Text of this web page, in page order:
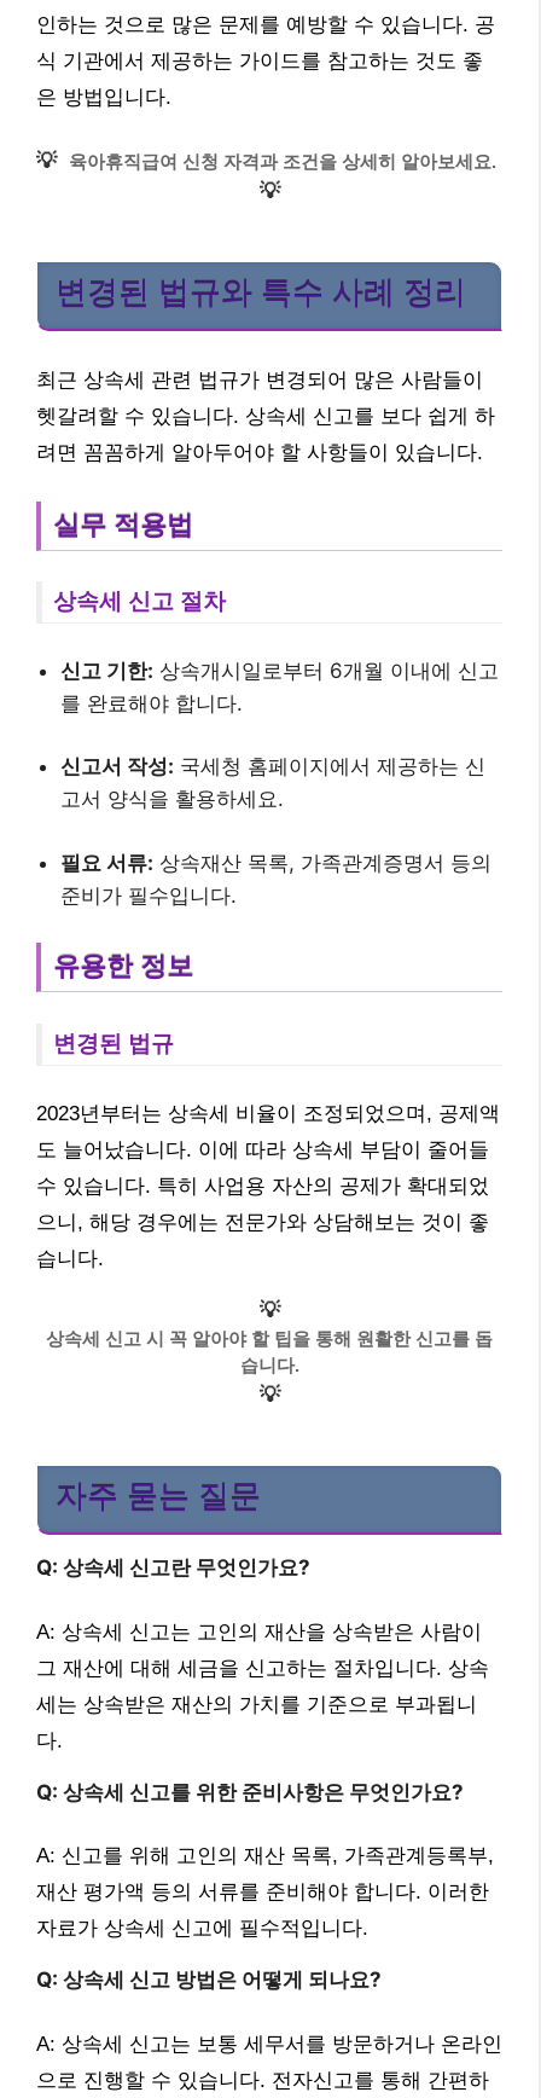
인하는 것으로 많은 문제를 예방할 수 있습니다. 공
식 기관에서 제공하는 가이드를 참고하는 것도 좋
은 방법입니다.
💡 육아휴직급여 신청 자격과 조건을 상세히 알아보세요.
💡
변경된 법규와 특수 사례 정리
최근 상속세 관련 법규가 변경되어 많은 사람들이
헷갈려할 수 있습니다. 상속세 신고를 보다 쉽게 하
려면 꼼꼼하게 알아두어야 할 사항들이 있습니다.
실무 적용법
상속세 신고 절차
신고 기한: 상속개시일로부터 6개월 이내에 신고
를 완료해야 합니다.
신고서 작성: 국세청 홈페이지에서 제공하는 신
고서 양식을 활용하세요.
필요 서류: 상속재산 목록, 가족관계증명서 등의
준비가 필수입니다.
유용한 정보
변경된 법규
2023년부터는 상속세 비율이 조정되었으며, 공제액
도 늘어났습니다. 이에 따라 상속세 부담이 줄어들
수 있습니다. 특히 사업용 자산의 공제가 확대되었
으니, 해당 경우에는 전문가와 상담해보는 것이 좋
습니다.
💡
상속세 신고 시 꼭 알아야 할 팁을 통해 원활한 신고를 돕
습니다.
💡
자주 묻는 질문
Q: 상속세 신고란 무엇인가요?
A: 상속세 신고는 고인의 재산을 상속받은 사람이
그 재산에 대해 세금을 신고하는 절차입니다. 상속
세는 상속받은 재산의 가치를 기준으로 부과됩니
다.
Q: 상속세 신고를 위한 준비사항은 무엇인가요?
A: 신고를 위해 고인의 재산 목록, 가족관계등록부,
재산 평가액 등의 서류를 준비해야 합니다. 이러한
자료가 상속세 신고에 필수적입니다.
Q: 상속세 신고 방법은 어떻게 되나요?
A: 상속세 신고는 보통 세무서를 방문하거나 온라인
으로 진행할 수 있습니다. 전자신고를 통해 간편하